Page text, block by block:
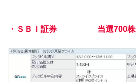
・ＳＢＩ証券 当選700株